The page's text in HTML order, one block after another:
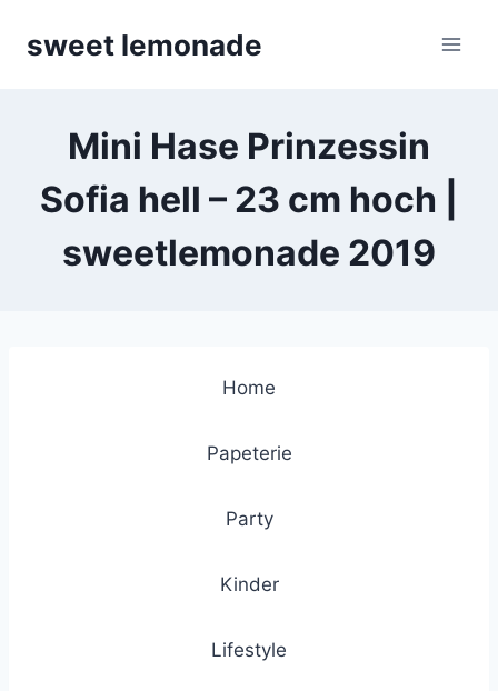
sweet lemonade
Mini Hase Prinzessin
Sofia hell – 23 cm hoch |
sweetlemonade 2019
Home
Papeterie
Party
Kinder
Lifestyle